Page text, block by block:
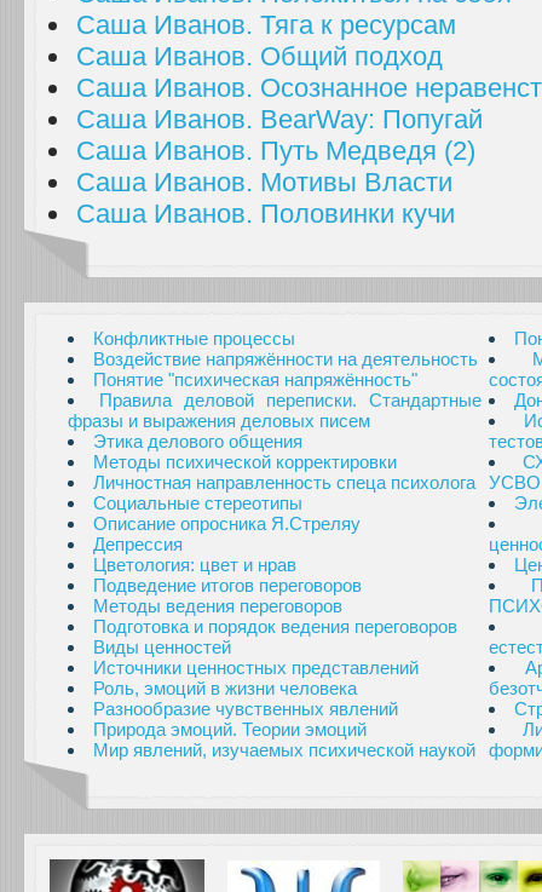
Саша Иванов. Тяга к ресурсам
Саша Иванов. Общий подход
Саша Иванов. Осознанное
Саша Иванов. BearWay: Попугай
Саша Иванов. Путь Медведя (2)
Саша Иванов. Мотивы Власти
Саша Иванов. Половинки кучи
Конфликтные процессы
Воздействие напряжённости на деятельность
Понятие "психическая напряжённость"
Правила деловой переписки. Стандартные
фразы и выражения деловых писем
Этика делового общения
Методы психической корректировки
Личностная направленность спеца психолога
Социальные стереотипы
Описание опросника Я.Стреляу
Депрессия
Цветология: цвет и нрав
Подведение итогов переговоров
Методы ведения переговоров
Подготовка и порядок ведения переговоров
Виды ценностей
Источники ценностных представлений
Роль, эмоций в жизни человека
Разнообразие чувственных явлений
Природа эмоций. Теории эмоций
Мир явлений, изучаемых психической наукой